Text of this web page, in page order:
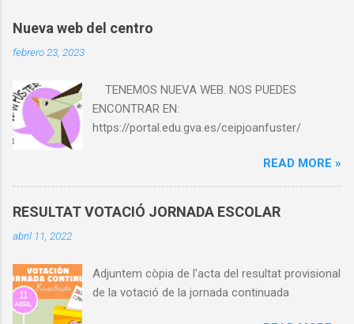
Nueva web del centro
febrero 23, 2023
TENEMOS NUEVA WEB. NOS PUEDES
ENCONTRAR EN:
https://portal.edu.gva.es/ceipjoanfuster/
READ MORE »
RESULTAT VOTACIÓ JORNADA ESCOLAR
abril 11, 2022
Adjuntem còpia de l'acta del resultat provisional
de la votació de la jornada continuada